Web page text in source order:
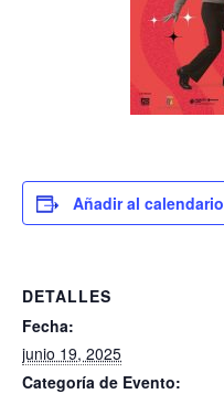
Añadir al calendario
DETALLES
Fecha:
junio 19, 2025
Categoría de Evento: